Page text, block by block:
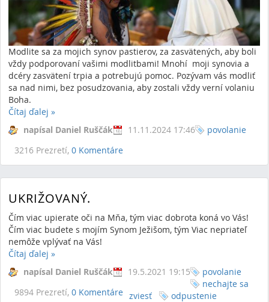
Modlite sa za mojich synov pastierov, za zasvätených, aby boli
vždy podporovaní vašimi modlitbami! Mnohí moji synovia a
dcéry zasvätení trpia a potrebujú pomoc. Pozývam vás modliť
sa nad nimi, bez posudzovania, aby zostali vždy verní volaniu
Boha.
Čítaj ďalej »
napísal Daniel Ruščák
11.11.2024 17:46
3216 Prezretí, 0 Komentáre
povolanie
UKRIŽOVANÝ.
Čím viac upierate oči na Mňa, tým viac dobrota koná vo Vás!
Čím viac budete s mojím Synom Ježišom, tým Viac nepriateľ
nemôže vplývať na Vás!
Čítaj ďalej »
napísal Daniel Ruščák
19.5.2021 19:15
9894 Prezretí, 0 Komentáre
povolanie
nechajte sa
zviesť
odpustenie